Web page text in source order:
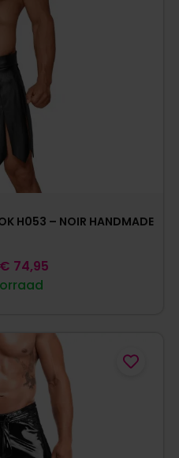
H053 – NOIR HANDMADE
€ 74,95